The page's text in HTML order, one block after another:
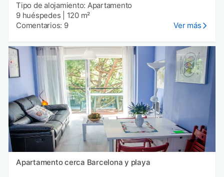
Tipo de alojamiento: Apartamento
9 huéspedes
120 m²
Comentarios: 9
Ver más
Apartamento cerca Barcelona y playa